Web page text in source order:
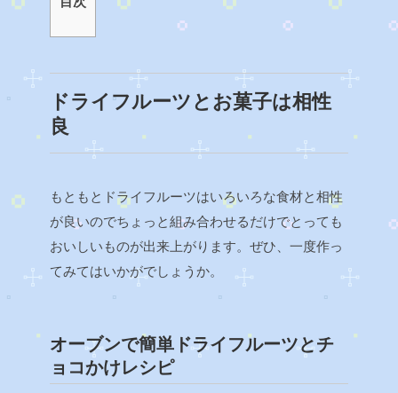
ドライフルーツとお菓子は相性
良
もともとドライフルーツはいろいろな食材と相性
が良いのでちょっと組み合わせるだけでとっても
おいしいものが出来上がります。ぜひ、一度作っ
てみてはいかがでしょうか。
オーブンで簡単ドライフルーツとチ
ョコかけレシピ